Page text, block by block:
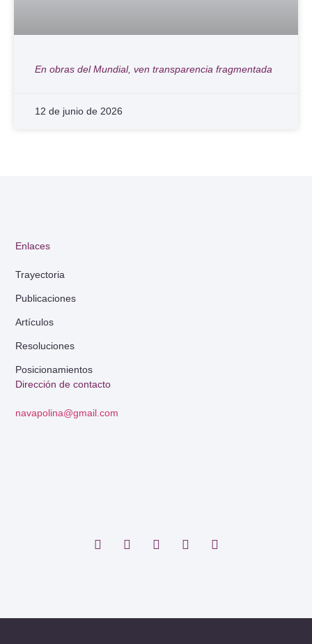
En obras del Mundial, ven transparencia fragmentada
12 de junio de 2026
Dirección de contacto
navapolina@gmail.com
Enlaces
Trayectoria
Publicaciones
Artículos
Resoluciones
Posicionamientos